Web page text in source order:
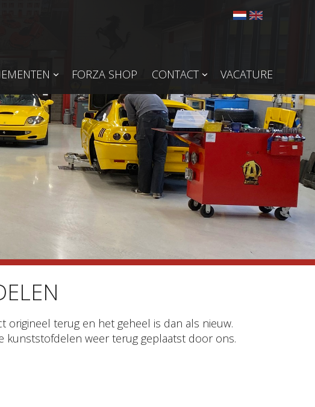
FORZA SHOP CONTACT VACATURE
kunststofdelen weer terug geplaatst door ons.